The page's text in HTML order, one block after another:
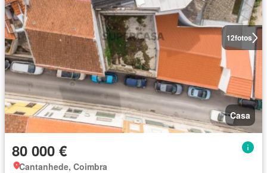
12fotos
Casa
80 000 €
Cantanhede, Coimbra